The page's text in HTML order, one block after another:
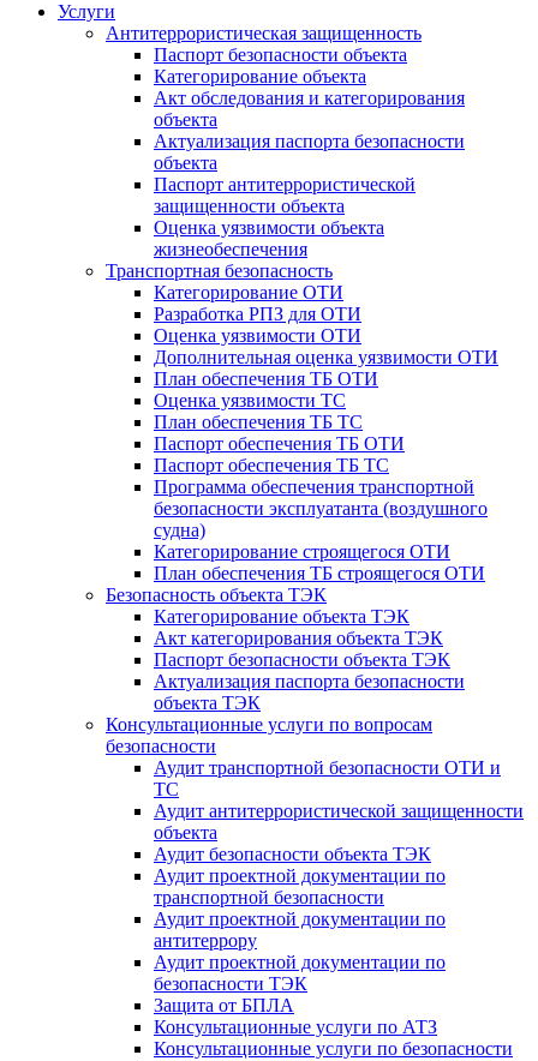
Услуги
Антитеррористическая защищенность
Паспорт безопасности объекта
Категорирование объекта
Акт обследования и категорирования
объекта
Актуализация паспорта безопасности
объекта
Паспорт антитеррористической
защищенности объекта
Оценка уязвимости объекта
жизнеобеспечения
Транспортная безопасность
Категорирование ОТИ
Разработка РПЗ для ОТИ
Оценка уязвимости ОТИ
Дополнительная оценка уязвимости ОТИ
План обеспечения ТБ ОТИ
Оценка уязвимости ТС
План обеспечения ТБ ТС
Паспорт обеспечения ТБ ОТИ
Паспорт обеспечения ТБ ТС
Программа обеспечения транспортной
безопасности эксплуатанта (воздушного
судна)
Категорирование строящегося ОТИ
План обеспечения ТБ строящегося ОТИ
Безопасность объекта ТЭК
Категорирование объекта ТЭК
Акт категорирования объекта ТЭК
Паспорт безопасности объекта ТЭК
Актуализация паспорта безопасности
объекта ТЭК
Консультационные услуги по вопросам
безопасности
Аудит транспортной безопасности ОТИ и
ТС
Аудит антитеррористической защищенности
объекта
Аудит безопасности объекта ТЭК
Аудит проектной документации по
транспортной безопасности
Аудит проектной документации по
антитеррору
Аудит проектной документации по
безопасности ТЭК
Защита от БПЛА
Консультационные услуги по АТЗ
Консультационные услуги по безопасности